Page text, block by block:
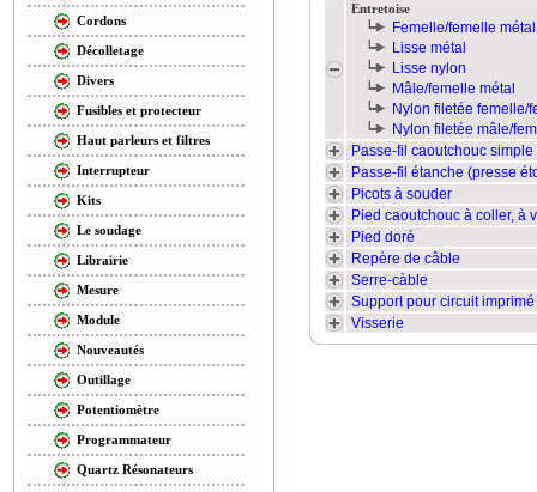
Cordons
Décolletage
Divers
Fusibles et protecteur
Haut parleurs et filtres
Interrupteur
Kits
Le soudage
Librairie
Mesure
Module
Nouveautés
Outillage
Potentiomètre
Programmateur
Quartz Résonateurs
Entretoise
Femelle/femelle métal
Lisse métal
Lisse nylon
Mâle/femelle métal
Nylon filetée femelle/
Nylon filetée mâle/
Passe-fil caoutchouc simple
Passe-fil étanche (presse
Picots à souder
Pied caoutchouc à coller, à
Pied doré
Repère de câble
Serre-càble
Support pour circuit imprimé
Visserie